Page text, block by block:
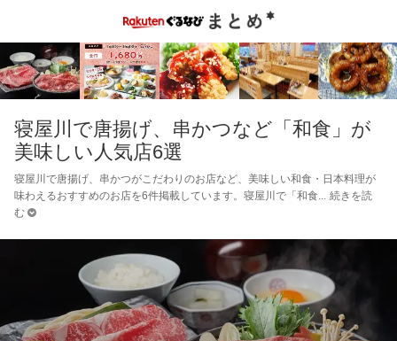
寝屋川で唐揚げ、串かつなど「和食」が
美味しい人気店6選
寝屋川で唐揚げ、串かつがこだわりのお店など、美味しい和食・日本料理が
味わえるおすすめのお店を6件掲載しています。寝屋川で「和食
続きを読
む